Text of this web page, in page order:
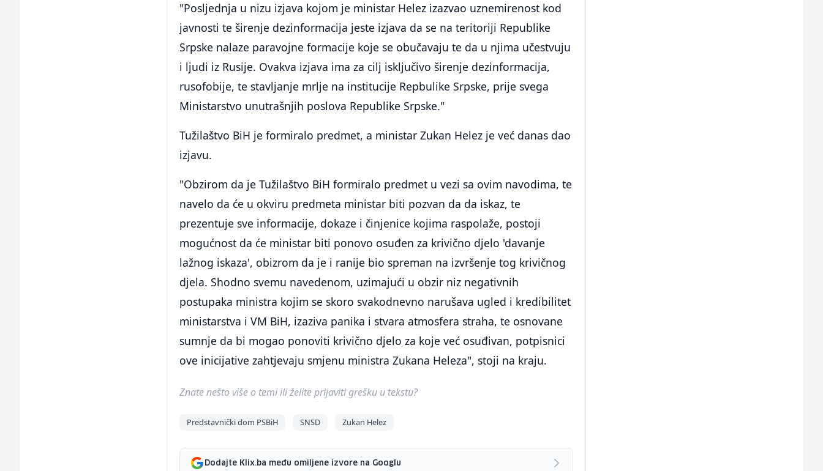
"Posljednja u nizu izjava kojom je ministar Helez izazvao uznemirenost kod
javnosti te širenje dezinformacija jeste izjava da se na teritoriji Republike
Srpske nalaze paravojne formacije koje se obučavaju te da u njima učestvuju
i ljudi iz Rusije. Ovakva izjava ima za cilj isključivo širenje dezinformacija,
rusofobije, te stavljanje mrlje na institucije Repbulike Srpske, prije svega
Ministarstvo unutrašnjih poslova Republike Srpske."
Tužilaštvo BiH je formiralo predmet, a ministar Zukan Helez je već danas dao
izjavu.
"Obzirom da je Tužilaštvo BiH formiralo predmet u vezi sa ovim navodima, te
navelo da će u okviru predmeta ministar biti pozvan da da iskaz, te
prezentuje sve informacije, dokaze i činjenice kojima raspolaže, postoji
mogućnost da će ministar biti ponovo osuđen za krivično djelo 'davanje
lažnog iskaza', obizrom da je i ranije bio spreman na izvršenje tog krivičnog
djela. Shodno svemu navedenom, uzimajući u obzir niz negativnih
postupaka ministra kojim se skoro svakodnevno narušava ugled i kredibilitet
ministarstva i VM BiH, izaziva panika i stvara atmosfera straha, te osnovane
sumnje da bi mogao ponoviti krivično djelo za koje već osuđivan, potpisnici
ove inicijative zahtjevaju smjenu ministra Zukana Heleza", stoji na kraju.
Znate nešto više o temi ili želite prijaviti grešku u tekstu?
Predstavnički dom PSBiH SNSD Zukan Helez
Dodajte Klix.ba među omiljene izvore na Googlu